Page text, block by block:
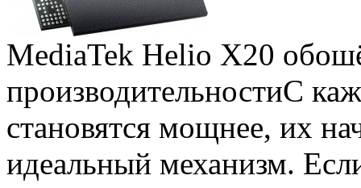
MediaTek Helio X20
производительностиС
становятся мощнее, их
идеальный механизм.